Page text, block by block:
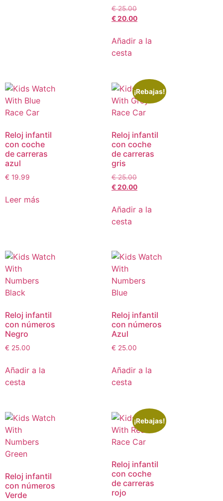
€25.00
€20.00
Añadir a la
cesta
Reloj infantil
con coche
de carreras
azul
€ 19.99
Leer más
¡Rebajas!
Reloj infantil
con coche
de carreras
gris
€25.00
€20.00
Añadir a la
cesta
Reloj infantil
con números
Negro
€ 25.00
Añadir a la
cesta
Reloj infantil
con números
Azul
€ 25.00
Añadir a la
cesta
Reloj infantil
con números
Verde
¡Rebajas!
Reloj infantil
con coche
de carreras
rojo